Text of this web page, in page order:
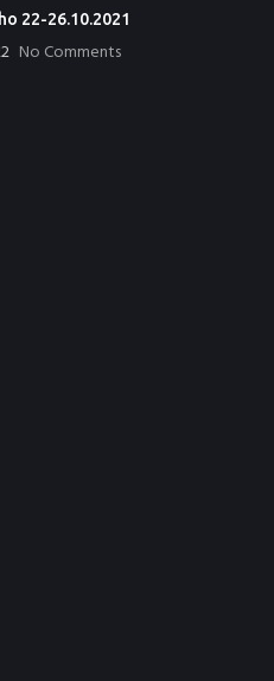
22-26.10.2021
No Comments